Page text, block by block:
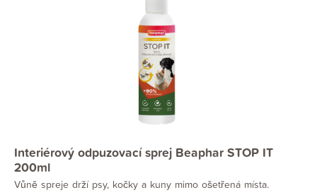
Interiérový odpuzovací sprej Beaphar STOP IT
200ml
Vůně spreje drží psy, kočky a kuny mimo ošetřená místa.